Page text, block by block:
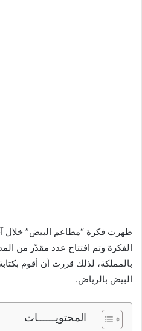
الفكرة وتم افتتاح عدد مقدّر من
بالمملكة، لذلك قررت أن أقوم
البيض بالرياض.
المحتويــــــات